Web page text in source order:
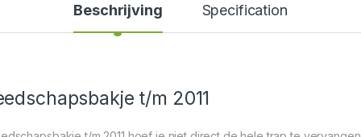
Beschrijving Specification
t/m 2011